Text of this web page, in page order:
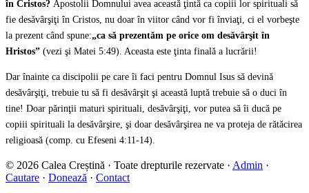
în Cristos? Apostolii Domnului avea această ţintă ca copiii lor spirituali să
fie desăvârşiţi în Cristos, nu doar în viitor când vor fi înviaţi, ci el vorbeşte
la prezent când spune:„ca să prezentăm pe orice om desăvârşit în
Hristos” (vezi şi Matei 5:49). Aceasta este ţinta finală a lucrării!
Dar înainte ca discipolii pe care îi faci pentru Domnul Isus să devină
desăvârşiţi, trebuie tu să fi desăvârşit şi această luptă trebuie să o duci în
tine! Doar părinţii maturi spirituali, desăvârşiţi, vor putea să îi ducă pe
copiii spirituali la desăvârşire, şi doar desăvârşirea ne va proteja de rătăcirea
religioasă (comp. cu Efeseni 4:11-14).
© 2026 Calea Creștină · Toate drepturile rezervate · Admin ·
Cautare · Donează · Contact